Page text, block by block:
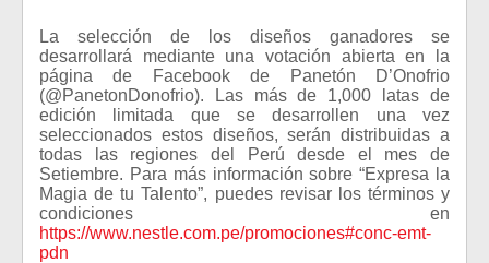
La selección de los diseños ganadores se
desarrollará mediante una votación abierta en la
página de Facebook de Panetón D’Onofrio
(@PanetonDonofrio). Las más de 1,000 latas de
edición limitada que se desarrollen una vez
seleccionados estos diseños, serán distribuidas a
todas las regiones del Perú desde el mes de
Setiembre. Para más información sobre “Expresa la
Magia de tu Talento”, puedes revisar los términos y
condiciones en
https://www.nestle.com.pe/promociones#conc-emt-
pdn